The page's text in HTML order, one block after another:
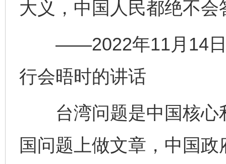
大义，中国人民都绝不会
——2022年11月14日
行会晤时的讲话
台湾问题是中国核心
国问题上做文章，中国